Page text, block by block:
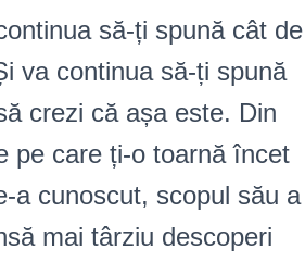
să-ți spună cât de
va continua să-ți spună
crezi că așa este. Din
pe care ți-o toarnă încet
a cunoscut, scopul său a
mai târziu descoperi